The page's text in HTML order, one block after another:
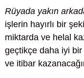
Rüyada yakın
işlerin hayırlı bir
miktarda ve helal
geçtikçe daha iyi
ve itibar